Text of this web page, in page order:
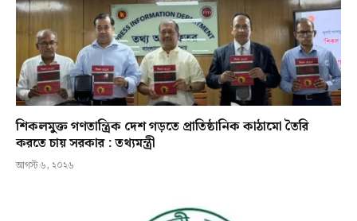
শিকলমুক্ত গণতান্ত্রিক দেশ গড়তে প্রাতিষ্ঠানিক কাঠামো তৈরি
করতে চায় সরকার : তথ্যমন্ত্রী
আগস্ট ৬, ২০২৬